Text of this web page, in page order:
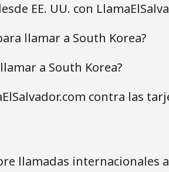
EE. UU. con
llamar a South Korea?
a South Korea?
contra las
llamadas internacionales